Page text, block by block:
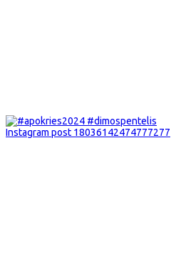
Instagram post 18036142474777277